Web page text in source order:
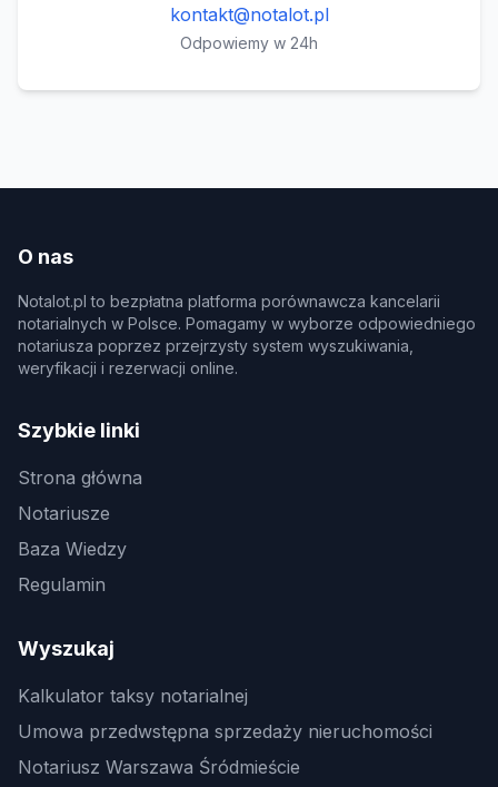
kontakt@notalot.pl
Odpowiemy w 24h
O nas
Notalot.pl to bezpłatna platforma porównawcza kancelarii
notarialnych w Polsce. Pomagamy w wyborze odpowiedniego
notariusza poprzez przejrzysty system wyszukiwania,
weryfikacji i rezerwacji online.
Szybkie linki
Strona główna
Notariusze
Baza Wiedzy
Regulamin
Wyszukaj
Kalkulator taksy notarialnej
Umowa przedwstępna sprzedaży nieruchomości
Notariusz Warszawa Śródmieście